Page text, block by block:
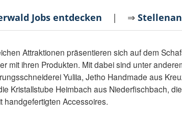
Jobs entdecken | ⇒
Attraktionen präsentieren sich auf dem
mit ihren Produkten. Mit dabei sind unter
Yuliia, Jetho Handmade aus
Kristallstube Heimbach aus Niederfischbach,
handgefertigten Accessoires.